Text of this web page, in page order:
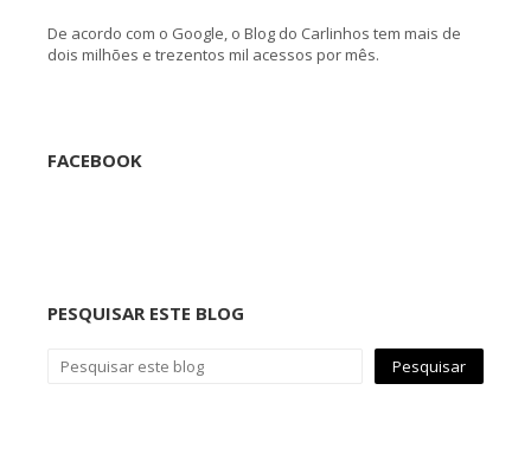
De acordo com o Google, o Blog do Carlinhos tem mais de
dois milhões e trezentos mil acessos por mês.
FACEBOOK
PESQUISAR ESTE BLOG